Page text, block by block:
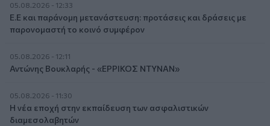
05.08.2026 - 12:33
Ε.Ε και παράνομη μετανάστευση: προτάσεις και δράσεις με
παρονομαστή το κοινό συμφέρον
05.08.2026 - 12:11
Αντώνης Βουκλαρής - «ΕΡΡΙΚΟΣ ΝΤΥΝΑΝ»
05.08.2026 - 11:30
Η νέα εποχή στην εκπαίδευση των ασφαλιστικών
διαμεσολαβητών